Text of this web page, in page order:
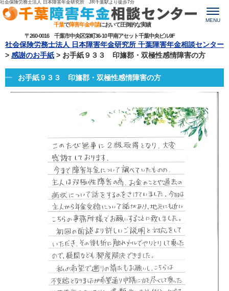
社会保険労務士法人 日本障害年金研究所 JR千葉駅より 徒歩7分
千葉で障害年金申請において圧倒的な実績
〒260-0016 千葉市中央区栄町36-10 甲南アセット千葉中央ビル9F
MENU
社会保険労務士法人 日本障害年金研究所 千葉障害年金相談センター
> 感謝のお手紙 > お手紙９３３ 印旛郡・双極性感情障害の方
お手紙９３３ 印旛郡・双極性感情障害の方